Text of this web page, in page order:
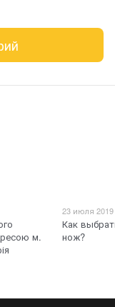
м.
23 июля 2019
Как
нож?